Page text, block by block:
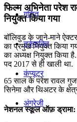
गणित
तर्कशक्ति
कंप्यूटर
अंग्रेजी
फिल्म अभिनेता परेश
नियुक्त किया गया
बॉलिवुड के जाने-माने
का प्रमुख नियुक्त किया
का अध्यक्ष नियुक्त किया
पद 2017 से ही खाली था.
65 साल के परेश रावल
सिनेमा और थिअटर के
नेशनल स्कूल ऑफ़ ड्रामा: